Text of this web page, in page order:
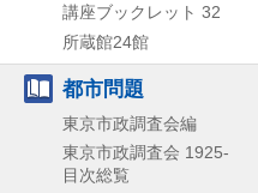
講座ブックレット 32
所蔵館24館
都市問題
東京市政調査会編
東京市政調査会 1925-
目次総覧